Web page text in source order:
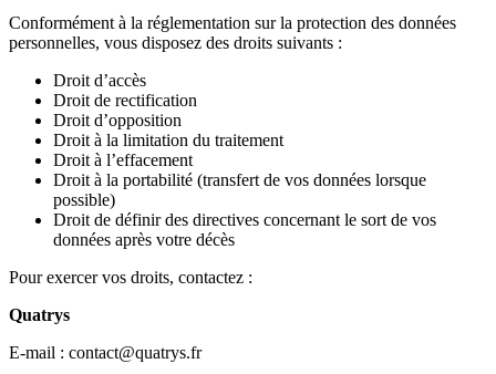
Conformément à la réglementation sur la protection des données
personnelles, vous disposez des droits suivants :
Droit d’accès
Droit de rectification
Droit d’opposition
Droit à la limitation du traitement
Droit à l’effacement
Droit à la portabilité (transfert de vos données lorsque
possible)
Droit de définir des directives concernant le sort de vos
données après votre décès
Pour exercer vos droits, contactez :
Quatrys
E-mail : contact@quatrys.fr